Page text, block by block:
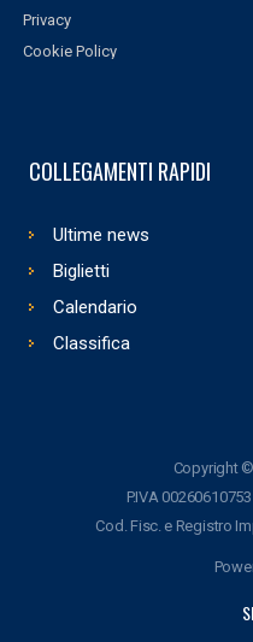
Privacy
Cookie Policy
COLLEGAMENTI RAPIDI
Ultime news
Biglietti
Calendario
Classifica
Copyright
P.IVA
Cod. Fisc. e Registro